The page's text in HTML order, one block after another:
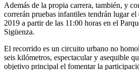
Además de la propia carrera, también, y
correrán pruebas infantiles tendrán lugar
2019 a partir de las 11:00 horas en el
Sigüenza.
El recorrido es un circuito urbano no
seis kilómetros, espectacular y asequible
objetivo principal el fomentar la